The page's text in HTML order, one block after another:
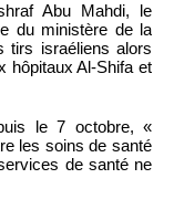
Abu Mahdi, le
du ministère de la
tirs israéliens alors
hôpitaux Al-Shifa et
le 7 octobre, «
les soins de santé
de santé ne